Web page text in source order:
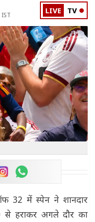
LIVE TV
32 में स्पेन ने शानदार
से हराकर अगले दौर का